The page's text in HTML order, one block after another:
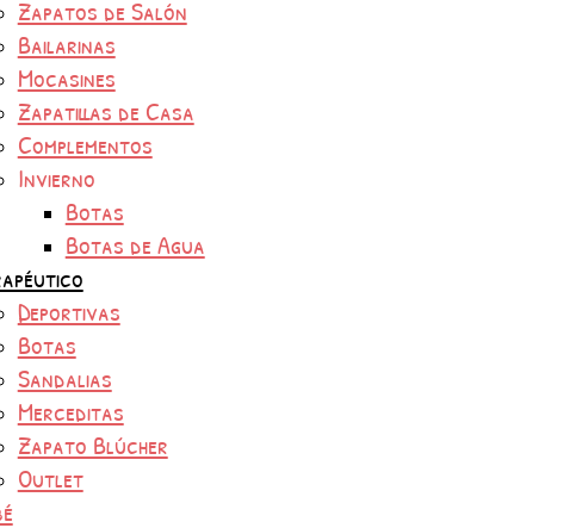
Zapatos de Salón
Bailarinas
Mocasines
Zapatillas de Casa
Complementos
Invierno
Botas
Botas de Agua
Deportivas
Botas
Sandalias
Merceditas
Zapato Blúcher
Outlet